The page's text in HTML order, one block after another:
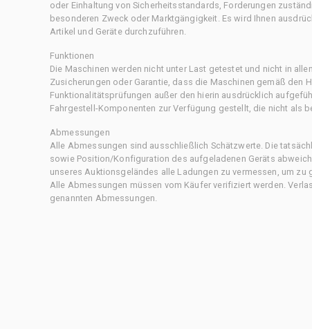
oder Einhaltung von Sicherheitsstandards, Forderungen
besonderen Zweck oder Marktgängigkeit. Es wird Ihnen
Artikel und Geräte durchzuführen.
Funktionen
Die Maschinen werden nicht unter Last getestet und nicht in
Zusicherungen oder Garantie, dass die Maschinen gemäß den
Funktionalitätsprüfungen außer den hierin ausdrücklich
Fahrgestell-Komponenten zur Verfügung gestellt, die nicht als
Abmessungen
Alle Abmessungen sind ausschließlich Schätzwerte. Die
sowie Position/Konfiguration des aufgeladenen Geräts
unseres Auktionsgeländes alle Ladungen zu vermessen, um
Alle Abmessungen müssen vom Käufer verifiziert werden.
genannten Abmessungen.